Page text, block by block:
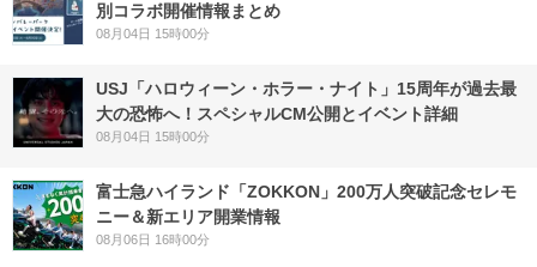
別コラボ開催情報まとめ
08月04日 15時00分
USJ「ハロウィーン・ホラー・ナイト」15周年が過去最
大の恐怖へ！スペシャルCM公開とイベント詳細
08月04日 15時00分
富士急ハイランド「ZOKKON」200万人突破記念セレモ
ニー＆新エリア開業情報
08月06日 16時00分